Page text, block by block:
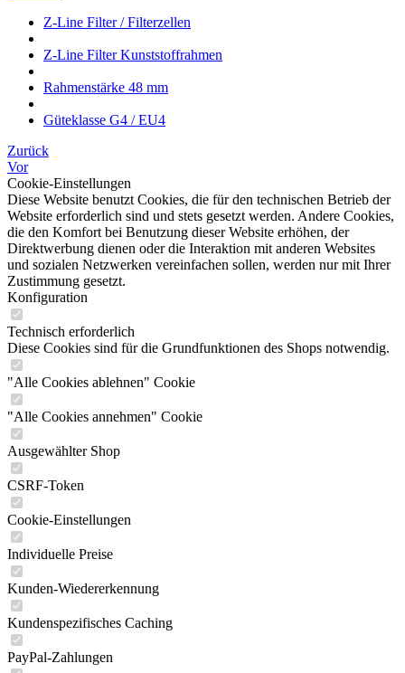
Z-Line Filter / Filterzellen
Z-Line Filter Kunststoffrahmen
Rahmenstärke 48 mm
Güteklasse G4 / EU4
Zurück
Vor
Cookie-Einstellungen
Diese Website benutzt Cookies, die für den technischen Betrieb der
Website erforderlich sind und stets gesetzt werden. Andere Cookies,
die den Komfort bei Benutzung dieser Website erhöhen, der
Direktwerbung dienen oder die Interaktion mit anderen Websites
und sozialen Netzwerken vereinfachen sollen, werden nur mit Ihrer
Zustimmung gesetzt.
Konfiguration
Technisch erforderlich
Diese Cookies sind für die Grundfunktionen des Shops notwendig.
"Alle Cookies ablehnen" Cookie
"Alle Cookies annehmen" Cookie
Ausgewählter Shop
CSRF-Token
Cookie-Einstellungen
Individuelle Preise
Kunden-Wiedererkennung
Kundenspezifisches Caching
PayPal-Zahlungen